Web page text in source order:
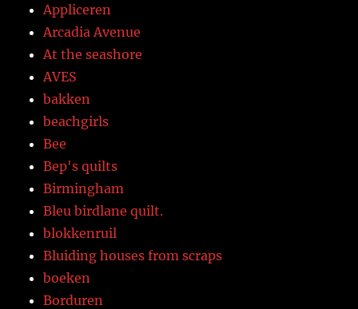
Appliceren
Arcadia Avenue
At the seashore
AVES
bakken
beachgirls
Bee
Bep's quilts
Birmingham
Bleu birdlane quilt.
blokkenruil
Bluiding houses from scraps
boeken
Borduren